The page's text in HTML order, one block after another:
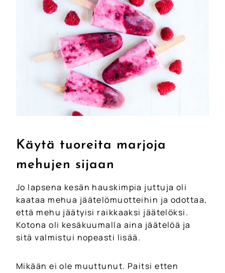
Käytä tuoreita marjoja
mehujen sijaan
Jo lapsena kesän hauskimpia juttuja oli
kaataa mehua jäätelömuotteihin ja odottaa,
että mehu jäätyisi raikkaaksi jäätelöksi.
Kotona oli kesäkuumalla aina jäätelöä ja
sitä valmistui nopeasti lisää.
Mikään ei ole muuttunut. Paitsi etten